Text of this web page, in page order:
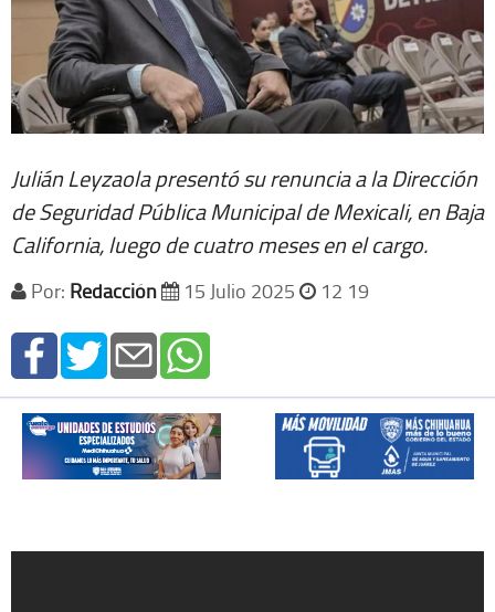
Julián Leyzaola presentó su renuncia a la Dirección
de Seguridad Pública Municipal de Mexicali, en Baja
California, luego de cuatro meses en el cargo.
Por: Redacción 15 Julio 2025 12 19